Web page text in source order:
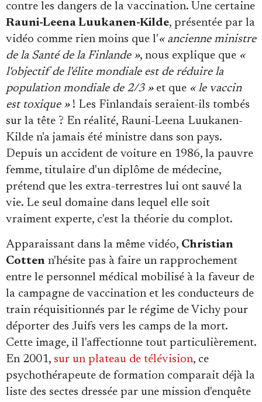
contre les dangers de la vaccination. Une certaine
Rauni-Leena Luukanen-Kilde, présentée par la
vidéo comme rien moins que l'« ancienne ministre
de la Santé de la Finlande », nous explique que «
l'objectif de l'élite mondiale est de réduire la
population mondiale de 2/3 »et que « le vaccin
est toxique »! Les Finlandais seraient-ils tombés
sur la tête ? En réalité, Rauni-Leena Luukanen-
Kilde n'a jamais été ministre dans son pays.
Depuis un accident de voiture en 1986, la pauvre
femme, titulaire d'un diplôme de médecine,
prétend que les extra-terrestres lui ont sauvé la
vie. Le seul domaine dans lequel elle soit
vraiment experte, c'est la théorie du complot.
Apparaissant dans la même vidéo, Christian
Cotten n'hésite pas à faire un rapprochement
entre le personnel médical mobilisé à la faveur de
la campagne de vaccination et les conducteurs de
train réquisitionnés par le régime de Vichy pour
déporter des Juifs vers les camps de la mort.
Cette image, il l'affectionne tout particulièrement.
En 2001, sur un plateau de télévision, ce
psychothérapeute de formation comparait déjà la
liste des sectes dressée par une mission d'enquête